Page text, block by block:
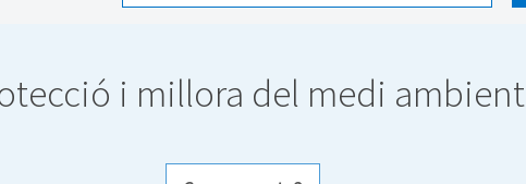
i millora del medi ambient